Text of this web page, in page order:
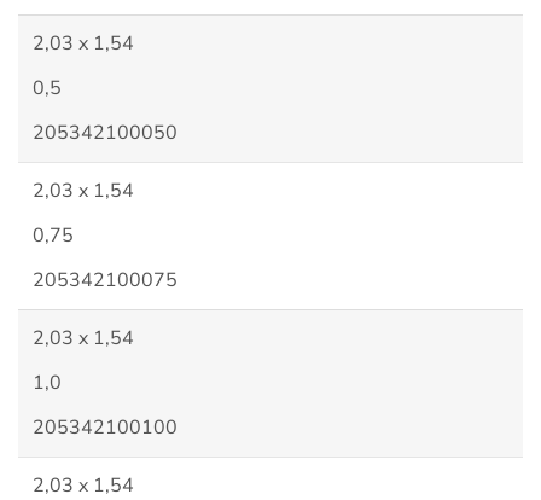
2,03 x 1,54
0,5
205342100050
2,03 x 1,54
0,75
205342100075
2,03 x 1,54
1,0
205342100100
2,03 x 1,54